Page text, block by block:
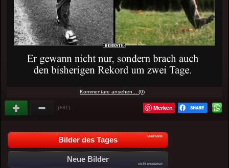
Kommentare ansehen... (0)
(+31) Merken
Bilder des Tages Startseite
Neue Bilder
nicht moderiert